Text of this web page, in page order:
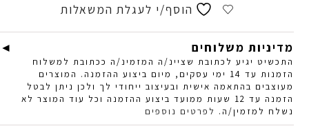
הוסף/י לעגלת המשאלות
מדיניות משלוחים
התכשיט יגיע לכתובת שציינ/ה המזמינ/ה ככתובת למשלוח
הזמנות עד 14 ימי עסקים, מיום ביצוע ההזמנה. המוצרים
מעוצבים בהתאמה אישית ובעיצוב ייחודי לך ולכן ניתן לבטל
הזמנה עד 12 שעות ממועד ביצוע ההזמנה וכל עוד המוצר לא
נשלח למזמין/ה. לפרטים נוספים